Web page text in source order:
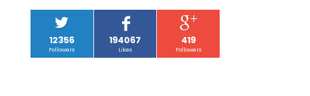
12356
Followers
194067
Likes
419
Followers